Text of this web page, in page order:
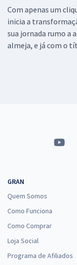
Com apenas um
inicia a
sua jornada rumo a
almeja, e já com o
GRAN
Quem Somos
Como Funciona
Como Comprar
Loja Social
Programa de Afiliados